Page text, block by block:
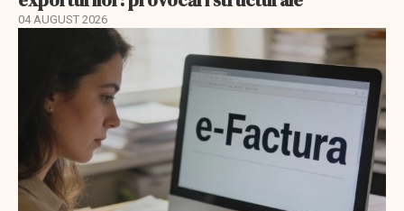
04 AUGUST 2026